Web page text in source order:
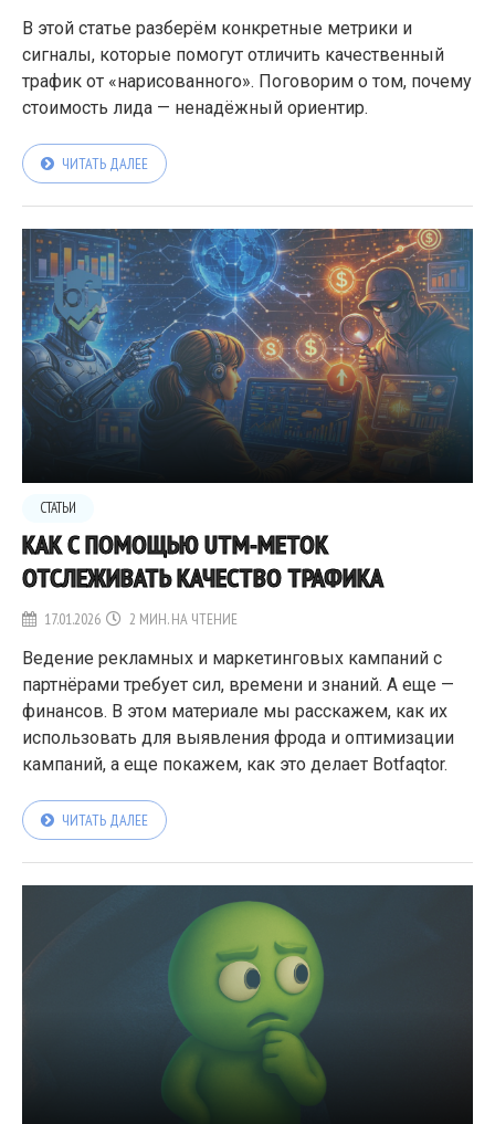
В этой статье разберём конкретные метрики и
сигналы, которые помогут отличить качественный
трафик от «нарисованного». Поговорим о том, почему
стоимость лида — ненадёжный ориентир.
ЧИТАТЬ ДАЛЕЕ
СТАТЬИ
КАК С ПОМОЩЬЮ UTM-МЕТОК
ОТСЛЕЖИВАТЬ КАЧЕСТВО ТРАФИКА
17.01.2026 2 МИН. НА ЧТЕНИЕ
Ведение рекламных и маркетинговых кампаний с
партнёрами требует сил, времени и знаний. А еще —
финансов. В этом материале мы расскажем, как их
использовать для выявления фрода и оптимизации
кампаний, а еще покажем, как это делает Botfaqtor.
ЧИТАТЬ ДАЛЕЕ